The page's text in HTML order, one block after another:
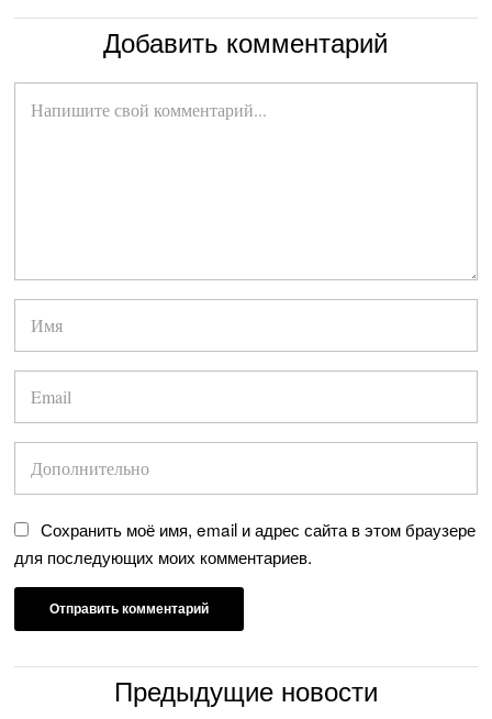
Добавить комментарий
Сохранить моё имя, email и адрес сайта в этом браузере
для последующих моих комментариев.
Предыдущие новости